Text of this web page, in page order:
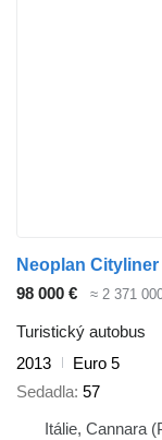
Neoplan Cityliner
98 000 €
≈ 2 371
Turistický autobus
2013
Euro 5
Sedadla 57
Itálie, Cannara